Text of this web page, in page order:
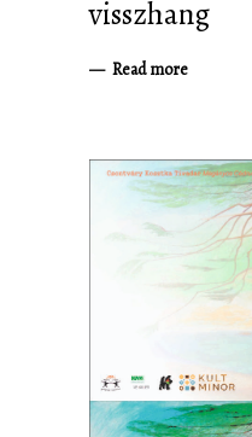
visszhang
Read more